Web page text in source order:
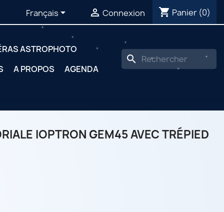
Français  Connexion shopping_cart Panier (0)
ASTROPHOTO
A PROPOS AGENDA
search
IOPTRON GEM45 AVEC TRÉPIED